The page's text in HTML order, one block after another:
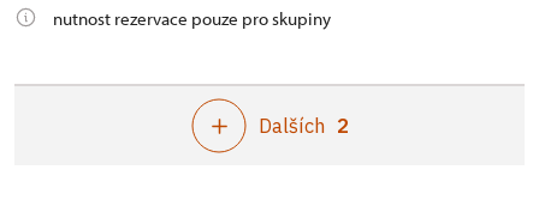
nutnost rezervace pouze pro skupiny
Dalších 2